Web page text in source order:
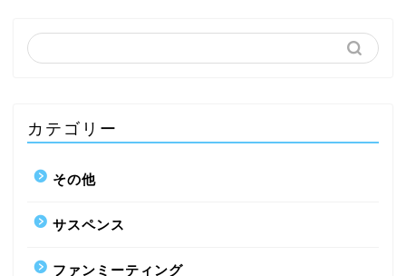
カテゴリー
その他
サスペンス
ファンミーティング